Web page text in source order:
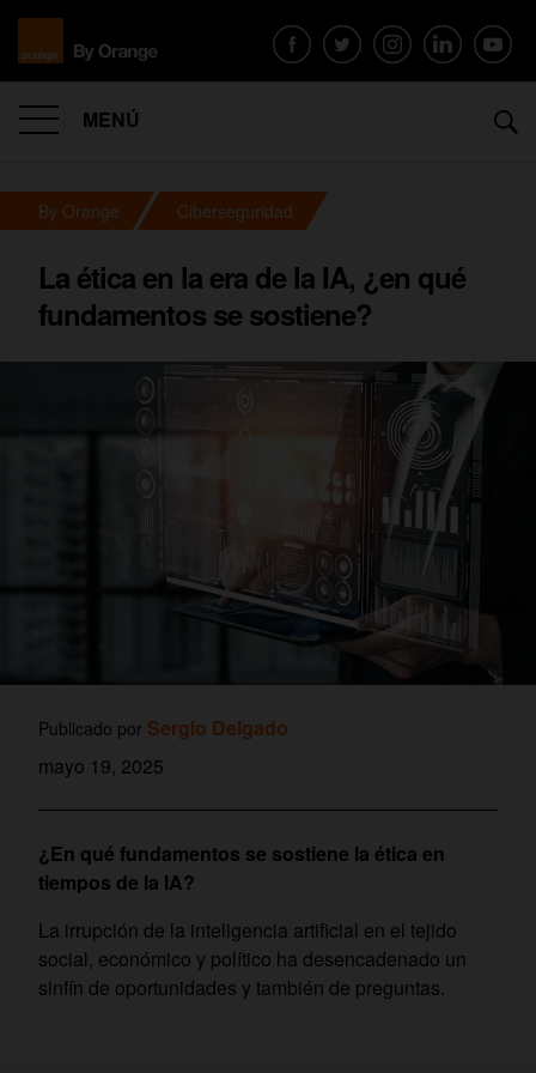
MENÚ
By Orange Ciberseguridad
La ética en la era de la IA, ¿en qué
fundamentos se sostiene?
Publicado por Sergio Delgado
mayo 19, 2025
¿En qué fundamentos se sostiene la ética en
tiempos de la IA?
La irrupción de la inteligencia artificial en el tejido
social, económico y político ha desencadenado un
sinfín de oportunidades y también de preguntas.